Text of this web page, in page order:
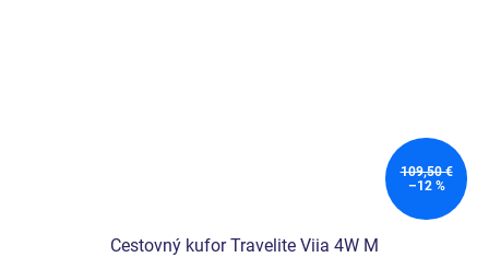
109,50 €
–12 %
Cestovný kufor Travelite Viia 4W M